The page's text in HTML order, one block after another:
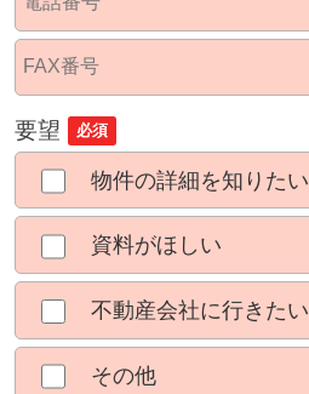
要望 必須
物件の詳細を知りたい
資料がほしい
不動産会社に行きたい
その他